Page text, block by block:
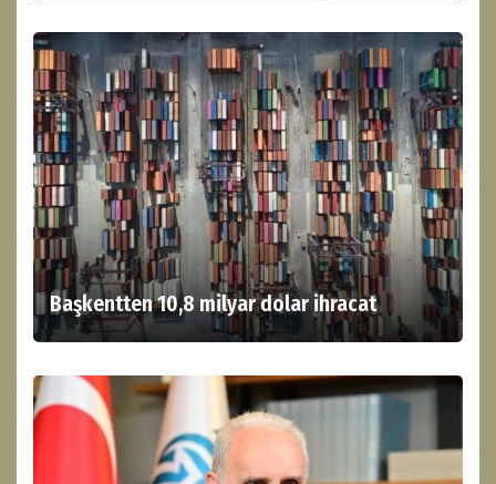
Başkentten 10,8 milyar dolar ihracat